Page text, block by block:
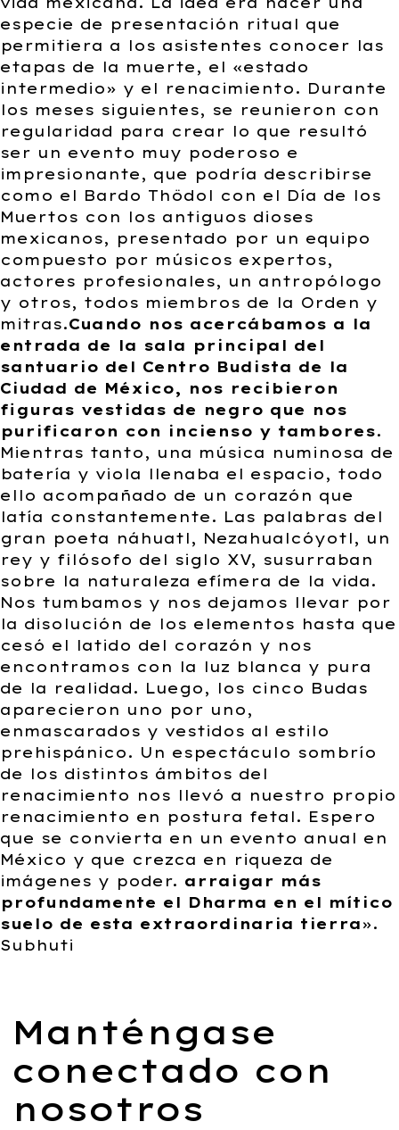
especie de presentación ritual que
permitiera a los asistentes conocer las
etapas de la muerte, el «estado
intermedio» y el renacimiento. Durante
los meses siguientes, se reunieron con
regularidad para crear lo que resultó
ser un evento muy poderoso e
impresionante, que podría describirse
como el Bardo Thödol con el Día de los
Muertos con los antiguos dioses
mexicanos, presentado por un equipo
compuesto por músicos expertos,
actores profesionales, un antropólogo
y otros, todos miembros de la Orden y
mitras.Cuando nos acercábamos a la
entrada de la sala principal del
santuario del Centro Budista de la
Ciudad de México, nos recibieron
figuras vestidas de negro que nos
purificaron con incienso y tambores.
Mientras tanto, una música numinosa de
batería y viola llenaba el espacio, todo
ello acompañado de un corazón que
latía constantemente. Las palabras del
gran poeta náhuatl, Nezahualcóyotl, un
rey y filósofo del siglo XV, susurraban
sobre la naturaleza efímera de la vida.
Nos tumbamos y nos dejamos llevar por
la disolución de los elementos hasta que
cesó el latido del corazón y nos
encontramos con la luz blanca y pura
de la realidad. Luego, los cinco Budas
aparecieron uno por uno,
enmascarados y vestidos al estilo
prehispánico. Un espectáculo sombrío
de los distintos ámbitos del
renacimiento nos llevó a nuestro propio
renacimiento en postura fetal. Espero
que se convierta en un evento anual en
México y que crezca en riqueza de
imágenes y poder. arraigar más
profundamente el Dharma en el mítico
suelo de esta extraordinaria tierra ».
Subhuti
Manténgase
conectado con
nosotros